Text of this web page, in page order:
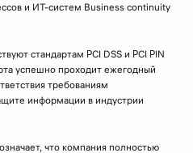
и ИТ-систем Business continuity
стандартам PCI DSS и PCI PIN
успешно проходит ежегодный
требованиям
информации в индустрии
что компания полностью